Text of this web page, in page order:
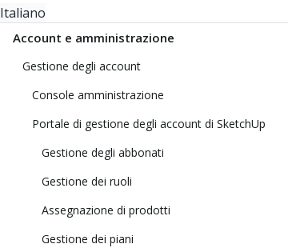
Italiano
Account e amministrazione
Gestione degli account
Console amministrazione
Portale di gestione degli account di SketchUp
Gestione degli abbonati
Gestione dei ruoli
Assegnazione di prodotti
Gestione dei piani